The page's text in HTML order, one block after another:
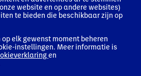
PNG of PDF te zijn en mogen
website en op andere websites)
te bieden die beschikbaar zijn op
op elk gewenst moment beheren
instellingen. Meer informatie is
en